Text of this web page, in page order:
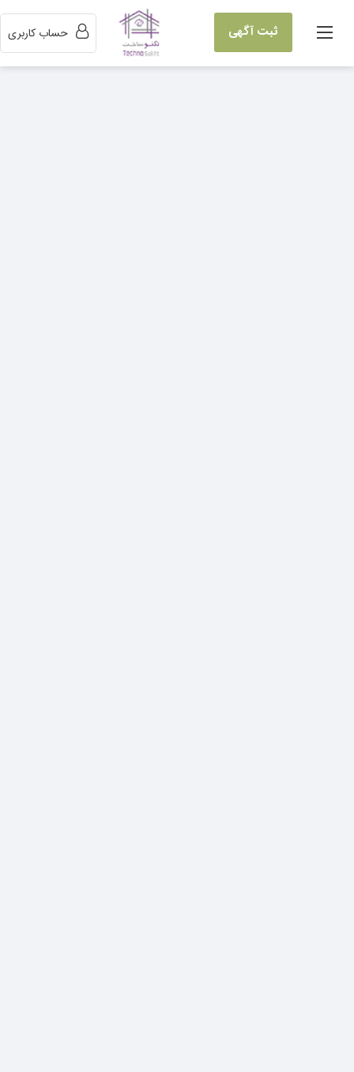
ثبت آگهی حساب کاربری